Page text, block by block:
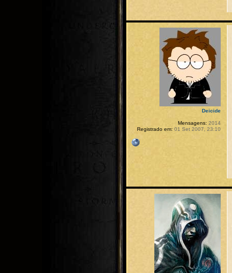
Deicide
Mensagens: 2014
Registrado em: 01 Set 2007, 23:10